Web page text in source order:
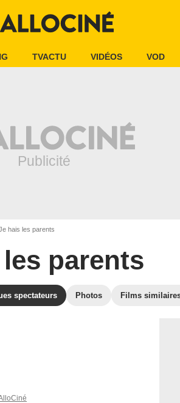
TVACTU VIDÉOS VOD
hais les parents
parents
spectateurs Photos Films